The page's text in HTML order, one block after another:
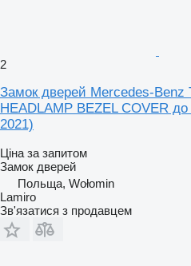
2
Замок дверей Mercedes-Benz
HEADLAMP BEZEL COVER
2021)
Ціна за запитом
Замок дверей
Польща, Wołomin
Lamiro
Зв'язатися з продавцем